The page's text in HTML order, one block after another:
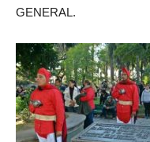
GENERAL.